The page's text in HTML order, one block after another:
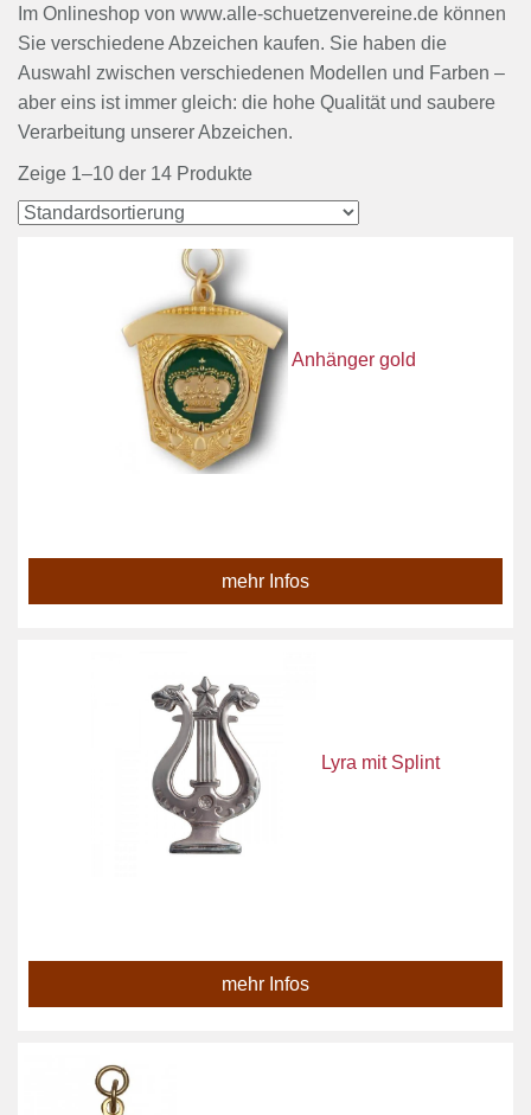
Im Onlineshop von www.alle-schuetzenvereine.de können
Sie verschiedene Abzeichen kaufen. Sie haben die
Auswahl zwischen verschiedenen Modellen und Farben –
aber eins ist immer gleich: die hohe Qualität und saubere
Verarbeitung unserer Abzeichen.
Zeige 1–10 der 14 Produkte
Anhänger gold
mehr Infos
Lyra mit Splint
mehr Infos